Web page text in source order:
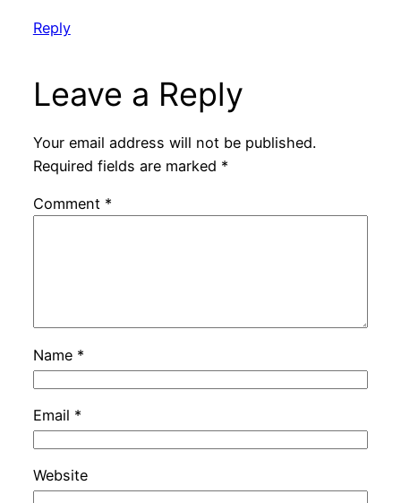
Reply
Leave a Reply
Your email address will not be published.
Required fields are marked *
Comment *
Name *
Email *
Website